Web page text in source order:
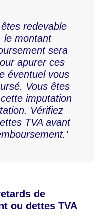
redevable
le montant
sera
apurer ces
éventuel vous
Vous êtes
imputation
Vérifiez
TVA avant
de
ou dettes TVA